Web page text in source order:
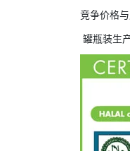
竞争价格与
罐瓶装生